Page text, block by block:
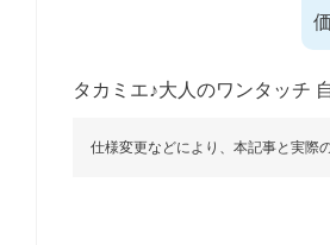
タカミエ♪大人のワンタッチ
仕様変更などにより、本記事と実際